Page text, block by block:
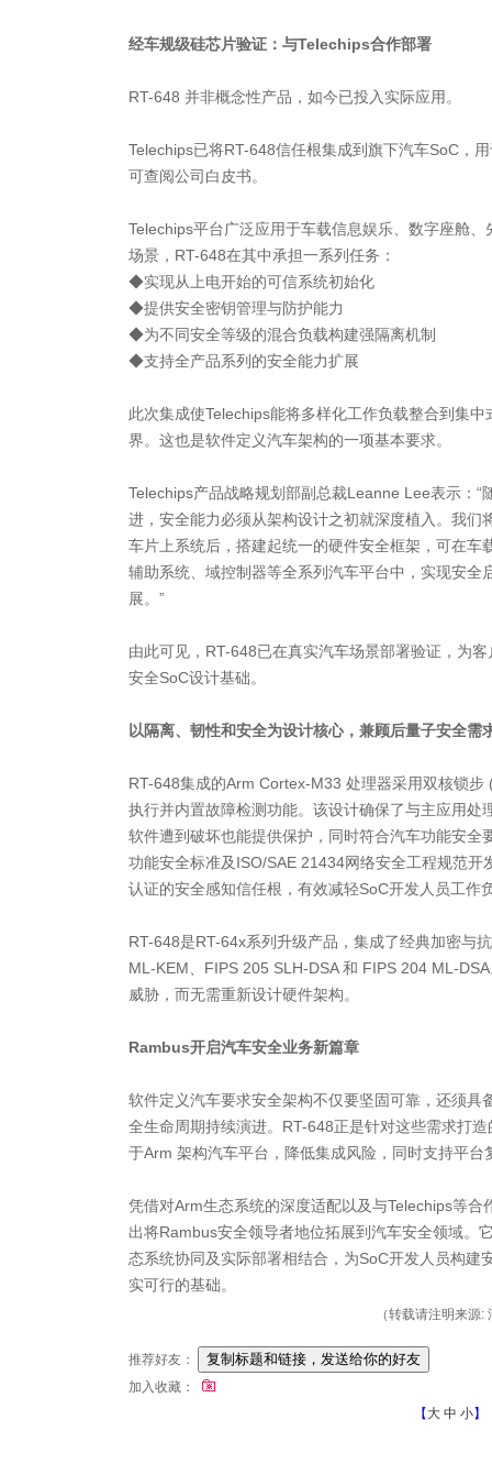
经车规级硅芯片验证：与Telechips合作部署
RT-648 并非概念性产品，如今已投入实际应用。
Telechips已将RT-648信任根集成到旗下汽车SoC，
可查阅公司白皮书。
Telechips平台广泛应用于车载信息娱乐、数字座舱
场景，RT-648在其中承担一系列任务：
◆实现从上电开始的可信系统初始化
◆提供安全密钥管理与防护能力
◆为不同安全等级的混合负载构建强隔离机制
◆支持全产品系列的安全能力扩展
此次集成使Telechips能将多样化工作负载整合到集
界。这也是软件定义汽车架构的一项基本要求。
Telechips产品战略规划部副总裁Leanne Lee表示：“
进，安全能力必须从架构设计之初就深度植入。我们
车片上系统后，搭建起统一的硬件安全框架，可在车
辅助系统、域控制器等全系列汽车平台中，实现安全
展。”
由此可见，RT-648已在真实汽车场景部署验证，为
安全SoC设计基础。
以隔离、韧性和安全为设计核心，兼顾后量子安全需
RT-648集成的Arm Cortex-M33 处理器采用双核锁步
执行并内置故障检测功能。该设计确保了与主应用处
软件遭到破坏也能提供保护，同时符合汽车功能安全
功能安全标准及ISO/SAE 21434网络安全工程规范开
认证的安全感知信任根，有效减轻SoC开发人员工作
RT-648是RT-64x系列升级产品，集成了经典加密与
ML-KEM、FIPS 205 SLH-DSA 和 FIPS 204 ML-
威胁，而无需重新设计硬件架构。
Rambus开启汽车安全业务新篇章
软件定义汽车要求安全架构不仅要坚固可靠，还须具
全生命周期持续演进。RT-648正是针对这些需求打
于Arm 架构汽车平台，降低集成风险，同时支持平台
凭借对Arm生态系统的深度适配以及与Telechips等合
出将Rambus安全领导者地位拓展到汽车安全领域。
态系统协同及实际部署相结合，为SoC开发人员构建
实可行的基础。
（转载请注明来源
推荐好友：
加入收藏：
【 大 中 小】